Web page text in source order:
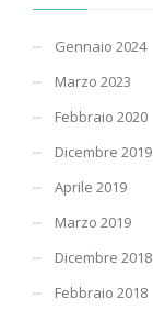
Gennaio 2024
Marzo 2023
Febbraio 2020
Dicembre 2019
Aprile 2019
Marzo 2019
Dicembre 2018
Febbraio 2018